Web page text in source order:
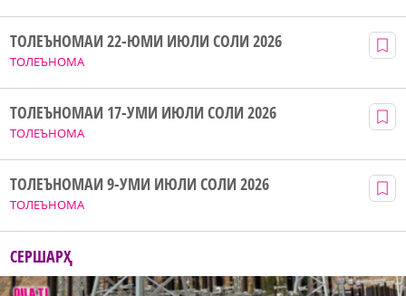
ТОЛЕЪНОМА
ТОЛЕЪНОМАИ 22-ЮМИ ИЮЛИ СОЛИ 2026
ТОЛЕЪНОМА
ТОЛЕЪНОМАИ 17-УМИ ИЮЛИ СОЛИ 2026
ТОЛЕЪНОМА
ТОЛЕЪНОМАИ 9-УМИ ИЮЛИ СОЛИ 2026
СЕРШАРҲ